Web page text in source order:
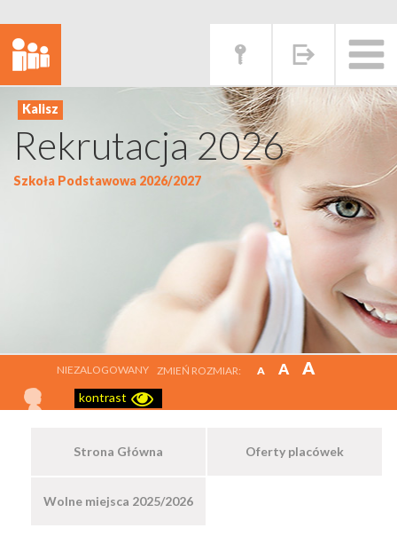
Rekrutacja 2026
Szkoła Podstawowa 2026/2027
NIEZALOGOWANY ZMIEŃ ROZMIAR: A A A
kontrast
Strona Główna Oferty placówek
Wolne miejsca 2025/2026